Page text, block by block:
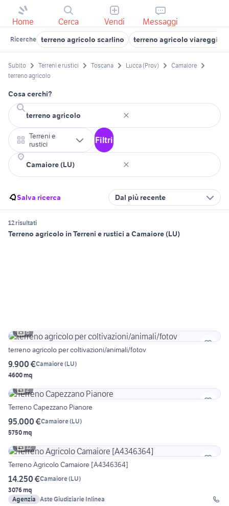
Home Cerca Vendi Messaggi
Ricerche terreno agricolo scarlino terreno agricolo viareggio
Subito Terreni e rustici Toscana Lucca (Prov)
Camaiore
terreno agricolo
Cosa cerchi?
Terreni e
rustici
Filtri
Salva ricerca Dal più recente
12 risultati
Terreno agricolo in Terreni e rustici a Camaiore (LU)
6
terreno agricolo per coltivazioni/animali/fotov
9.900 €Camaiore(LU)
4600 mq
2
Terreno Capezzano Pianore
95.000 €Camaiore(LU)
5750 mq
12
Terreno Agricolo Camaiore [A4346364]
14.250 €Camaiore(LU)
3076 mq
Agenzia Aste Giudiziarie Inlinea